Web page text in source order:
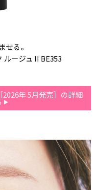
せる。
ルージュ II BE353
年 5月発売］の詳細